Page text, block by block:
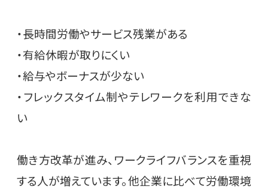
・長時間労働やサービス残業がある
・有給休暇が取りにくい
・給与やボーナスが少ない
・フレックスタイム制やテレワークを利用できな
い
働き方改革が進み、ワークライフバランスを重視
する人が増えています。他企業に比べて労働環境